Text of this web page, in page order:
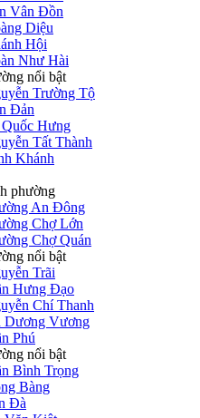
Vân Đồn
Diệu
Hội
Như Hài
nổi bật
Trường Tộ
Đản
Hưng
Tất Thành
Khánh
phường
An Đông
Chợ Lớn
Chợ Quán
nổi bật
Trãi
Hưng Đạo
Chí Thanh
Dương Vương
Phú
nổi bật
Bình Trọng
Bàng
Đà